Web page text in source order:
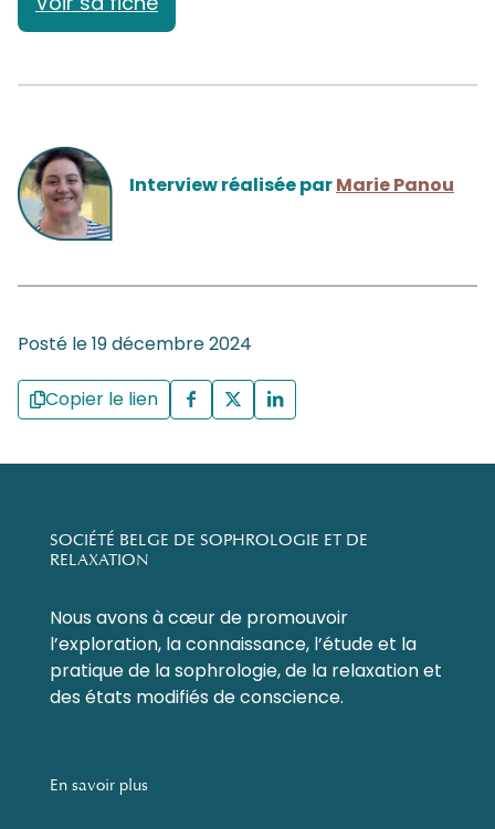
Interview réalisée parMarie Panou
Posté le 19 décembre 2024
Copier le lien
SOCIÉTÉ BELGE DE SOPHROLOGIE ET DE
RELAXATION
Nous avons à cœur de promouvoir
l’exploration, la connaissance, l’étude et la
pratique de la sophrologie, de la relaxation et
des états modifiés de conscience.
En savoir plus